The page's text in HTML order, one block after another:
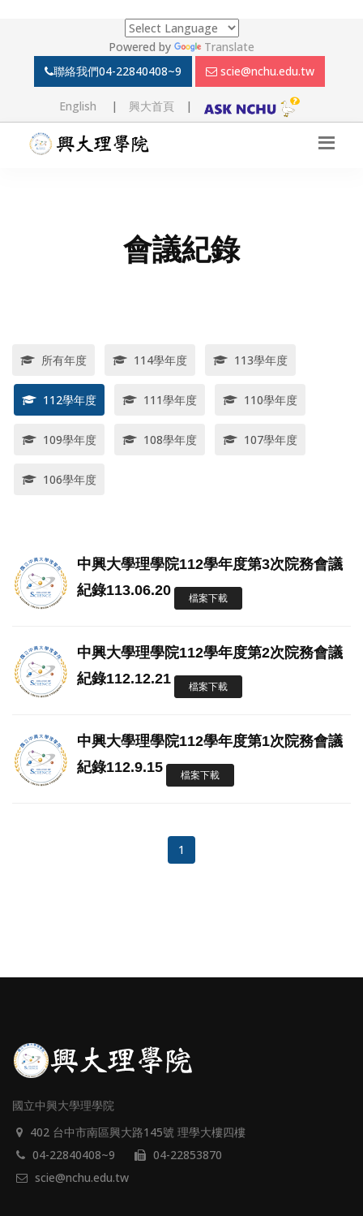
Powered by
Translate
聯絡我們04-22840408~9 scie@nchu.edu.tw
English | 興大首頁|
會議紀錄
所有年度 114學年度 113學年度
112學年度 111學年度 110學年度
109學年度 108學年度 107學年度
106學年度
中興大學理學院112學年度第3次院務會議
紀錄113.06.20
檔案下載
中興大學理學院112學年度第2次院務會議
紀錄112.12.21
檔案下載
中興大學理學院112學年度第1次院務會議
紀錄112.9.15
檔案下載
1
國立中興大學理學院
402 台中市南區興大路145號 理學大樓四樓
04-22840408~9
04-22853870
scie@nchu.edu.tw